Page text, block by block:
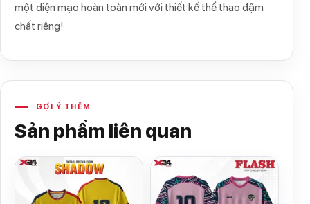
một diện mạo hoàn toàn mới với thiết kế thể thao đậm
chất riêng!
GỢI Ý THÊM
Sản phẩm liên quan